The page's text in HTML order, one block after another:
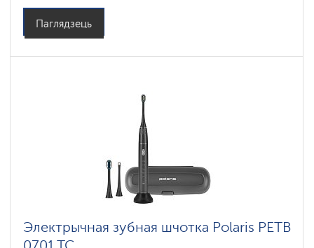
Паглядзець
Электрычная зубная шчотка Polaris PETB